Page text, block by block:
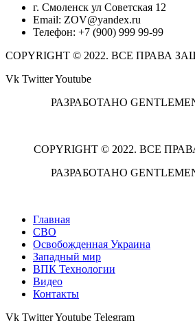
г. Смоленск ул Советская 12
Email: ZOV@yandex.ru
Телефон: +7 (900) 999 99-99
COPYRIGHT © 2022. ВСЕ ПРАВА
Vk TwitterYoutube
РАЗРАБОТАНО
COPYRIGHT © 2022. ВСЕ
РАЗРАБОТАНО
Главная
СВО
Освобожденная Украина
Западный мир
ВПК Технологии
Видео
Контакты
Vk TwitterYoutube Telegram